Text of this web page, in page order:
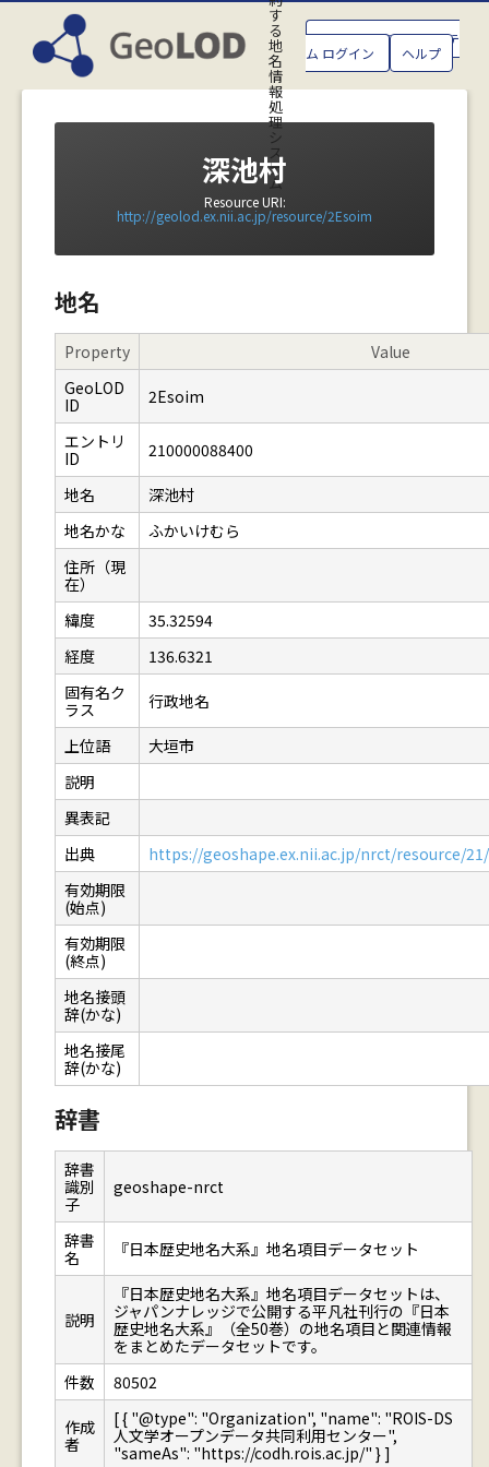
す
る
地
名
情
報
処
理
シ
ス
テ
ム
GeoLOD地名管理システ
ム ログイン ヘルプ
深池村
Resource URI:
http://geolod.ex.nii.ac.jp/resource/2Esoim
地名
Property
Value
GeoLOD
ID
2Esoim
エントリ
ID
210000088400
地名
深池村
地名かな
ふかいけむら
住所（現
在）
緯度
35.32594
経度
136.6321
固有名ク
ラス
行政地名
上位語
大垣市
説明
異表記
出典
https://geoshape.ex.nii.ac.jp/nrct/resource/
有効期限
(始点)
有効期限
(終点)
地名接頭
辞(かな)
地名接尾
辞(かな)
辞書
辞書
識別
子
geoshape-nrct
辞書
名
『日本歴史地名大系』地名項目データセット
説明
『日本歴史地名大系』地名項目データセットは、
ジャパンナレッジで公開する平凡社刊行の『日本
歴史地名大系』（全50巻）の地名項目と関連情報
をまとめたデータセットです。
件数
80502
作成
者
[ { "@type": "Organization", "name": "ROIS-DS
人文学オープンデータ共同利用センター",
"sameAs": "https://codh.rois.ac.jp/" } ]